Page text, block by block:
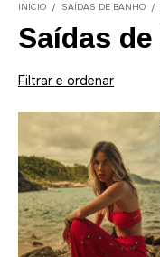
INÍCIO / SAÍDAS DE BANHO /
Saídas
Filtrar e ordenar